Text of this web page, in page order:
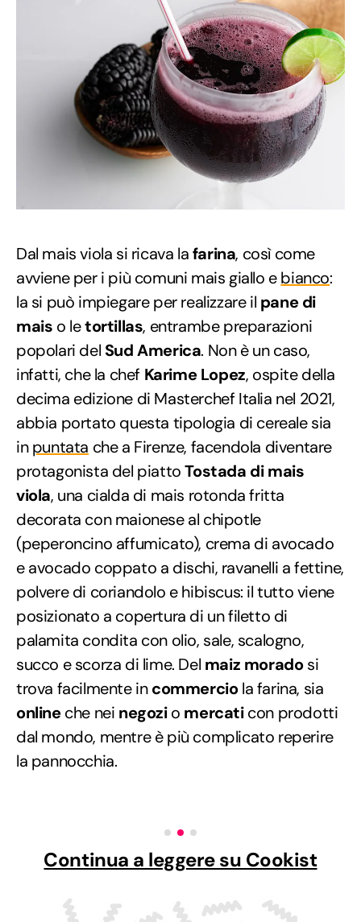
Dal mais viola si ricava lafarina, così come
avviene per i più comuni mais giallo ebianco:
la si può impiegare per realizzare il pane di
mais o letortillas, entrambe preparazioni
popolari del Sud America. Non è un caso,
infatti, che la chef Karime Lopez, ospite della
decima edizione di Masterchef Italia nel 2021,
abbia portato questa tipologia di cereale sia
inpuntata che a Firenze, facendola diventare
protagonista del piattoTostada di mais
viola, una cialda di mais rotonda fritta
decorata con maionese al chipotle
(peperoncino affumicato), crema di avocado
e avocado coppato a dischi, ravanelli a fettine,
polvere di coriandolo e hibiscus: il tutto viene
posizionato a copertura di un filetto di
palamita condita con olio, sale, scalogno,
succo e scorza di lime. Del maiz moradosi
trova facilmente incommerciola farina, sia
onlineche nei negozio mercaticon prodotti
dal mondo, mentre è più complicato reperire
la pannocchia.
Continua a leggere su Cookist